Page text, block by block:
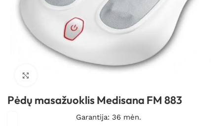
Pėdų masažuoklis Medisana FM 883
Garantija: 36 mėn.